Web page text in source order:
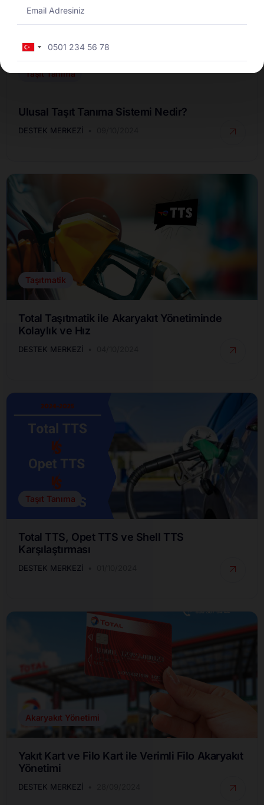
Taşıt Tanıma
Ulusal Taşıt Tanıma Sistemi Nedir?
DESTEK MERKEZI
Taşıtmatik
Total Taşıtmatik ile Akaryakıt Yönetiminde
Kolaylık ve Hız
DESTEK MERKEZI
Taşıt Tanıma
Total TTS, Opet TTS ve Shell TTS
Karşılaştırması
DESTEK MERKEZI
Akaryakıt Yönetimi
Yakıt Kart ve Filo Kart ile Verimli Filo Akaryakıt
Yönetimi
DESTEK MERKEZI
Turkey
+90